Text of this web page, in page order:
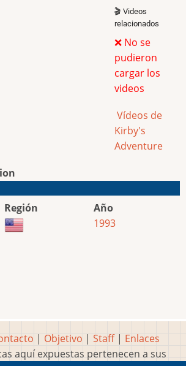
🎬 Videos
relacionados
❌ No se
pudieron
cargar los
videos
Vídeos de
Kirby's
Adventure
Región
Año
1993
| Objetivo | Staff| Enlaces
aquí expuestas pertenecen a sus